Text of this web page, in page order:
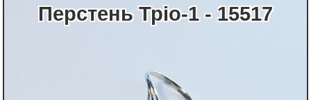
Перстень Тріо-1 - 15517